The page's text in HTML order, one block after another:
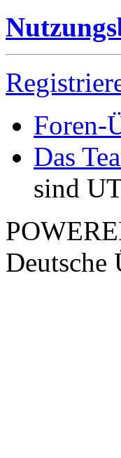
Foren-
Das
sind
Deutsche